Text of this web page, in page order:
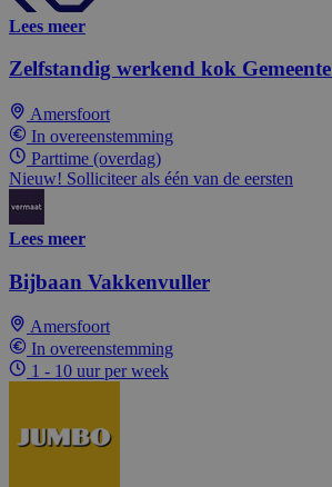
Lees meer
Zelfstandig werkend kok
Amersfoort
In overeenstemming
Parttime (overdag)
Nieuw! Solliciteer als één van de eersten
Lees meer
Bijbaan Vakkenvuller
Amersfoort
In overeenstemming
1 - 10 uur per week